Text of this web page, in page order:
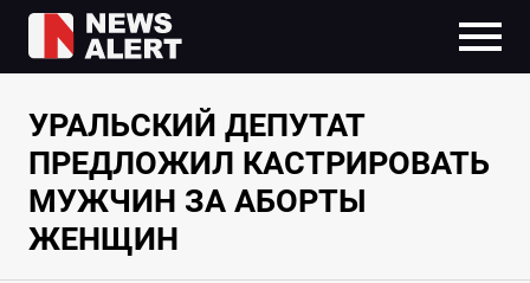
УРАЛЬСКИЙ ДЕПУТАТ
ПРЕДЛОЖИЛ КАСТРИРОВАТЬ
МУЖЧИН ЗА АБОРТЫ
ЖЕНЩИН